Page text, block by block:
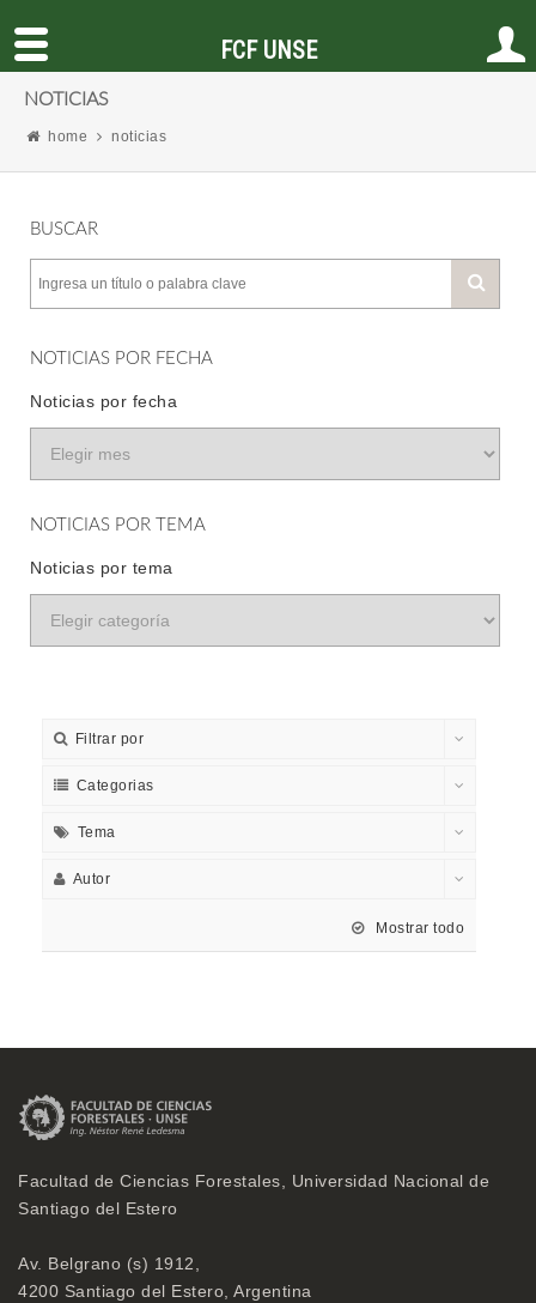
NOTICIAS
home noticias
BUSCAR
NOTICIAS POR FECHA
Noticias por fecha
NOTICIAS POR TEMA
Noticias por tema
Filtrar por
Categorias
Tema
Autor
Mostrar todo
Facultad de Ciencias Forestales, Universidad Nacional de
Santiago del Estero
Av. Belgrano (s) 1912,
4200 Santiago del Estero, Argentina
FCF UNSE